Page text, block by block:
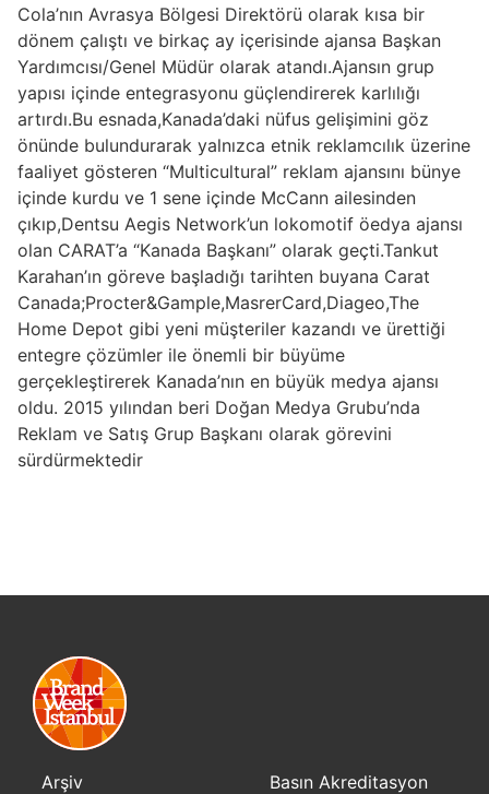
Cola’nın Avrasya Bölgesi Direktörü olarak kısa bir
dönem çalıştı ve birkaç ay içerisinde ajansa Başkan
Yardımcısı/Genel Müdür olarak atandı.Ajansın grup
yapısı içinde entegrasyonu güçlendirerek karlılığı
artırdı.Bu esnada,Kanada’daki nüfus gelişimini göz
önünde bulundurarak yalnızca etnik reklamcılık üzerine
faaliyet gösteren “Multicultural” reklam ajansını bünye
içinde kurdu ve 1 sene içinde McCann ailesinden
çıkıp,Dentsu Aegis Network’un lokomotif öedya ajansı
olan CARAT’a “Kanada Başkanı” olarak geçti.Tankut
Karahan’ın göreve başladığı tarihten buyana Carat
Canada;Procter&Gample,MasrerCard,Diageo,The
Home Depot gibi yeni müşteriler kazandı ve ürettiği
entegre çözümler ile önemli bir büyüme
gerçekleştirerek Kanada’nın en büyük medya ajansı
oldu. 2015 yılından beri Doğan Medya Grubu’nda
Reklam ve Satış Grup Başkanı olarak görevini
sürdürmektedir
Arşiv
Basın Akreditasyon